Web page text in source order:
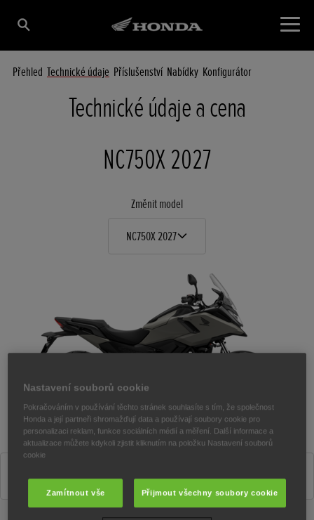
Přehled Technické údaje Příslušenství Nabídky Konfigurátor
Technické údaje a cena
NC750X 2027
Změnit model
NC750X 2027
Matte Deep Mud Grey
Nastavení souborů cookie
Pokračováním v používání těchto stránek souhlasíte s tím, že společnost
Honda a její partneři shromažďují data a používají soubory cookie pro
personalizaci reklam, funkce sociálních médií a měření. Další informace a
aktualizace můžete kdykoli zjistit kliknutím na položku Nastavení souborů
cookie
Zamítnout vše Přijmout všechny soubory cookie